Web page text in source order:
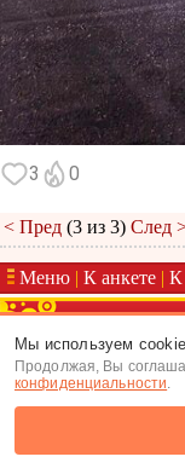
3 0
< Пред (3 из 3) След
Меню | К анкете | К
(c) Tabor.ru 2026
Мы используем
Продолжая, Вы
конфиденциальности.